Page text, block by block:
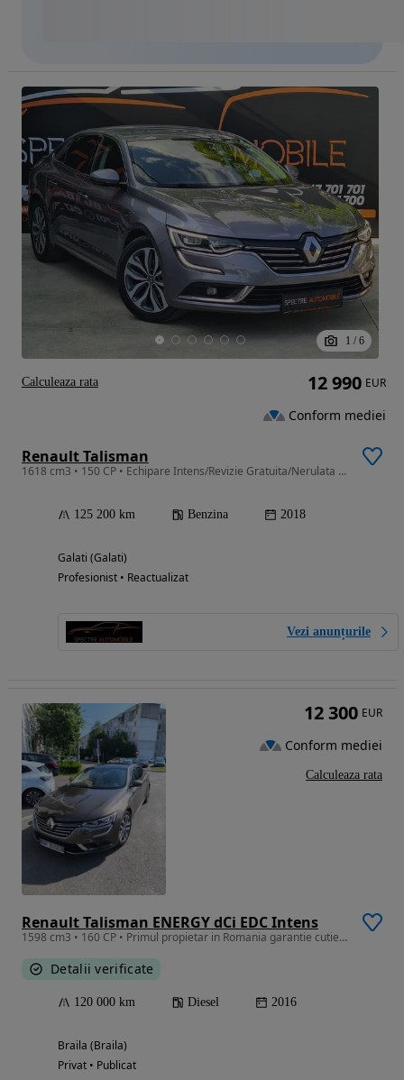
1 / 6
Renault Talisman
1618 cm3 • 150 CP • Echipare Intens/Revizie Gratuita/Nerulata Ro//Km Certificati//Garantie
125 200 km Benzina 2018
Galati (Galati)
Profesionist • Reactualizat
Vezi anunțurile
12 990 EUR
Conform mediei
Calculeaza rata
Renault Talisman ENERGY dCi EDC Intens
1598 cm3 • 160 CP • Primul propietar in Romania garantie cutie și motor până la 190.000 km
Detalii verificate
120 000 km Diesel 2016
Braila (Braila)
Privat • Publicat
12 300 EUR
Conform mediei
Calculeaza rata